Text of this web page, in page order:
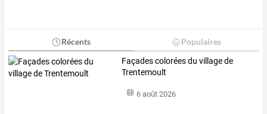
Récents Populaires
Façades colorées du village de
Trentemoult
6 août 2026